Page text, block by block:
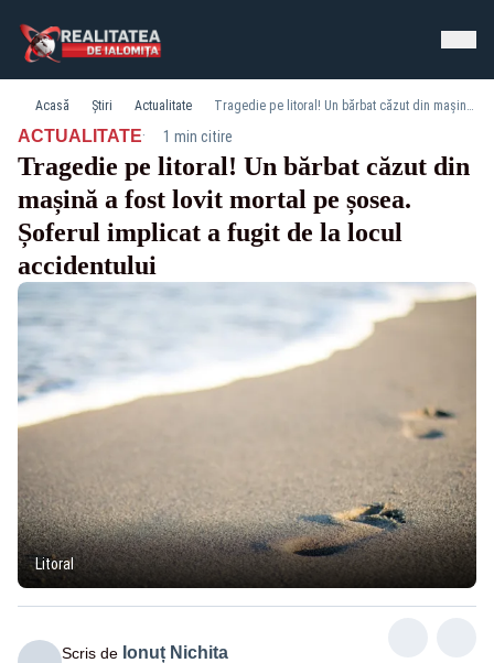
Acasă Știri Actualitate Tragedie pe litoral! Un bărbat căzut din mașină a fost lovit mortal pe șosea. Șoferul implicat a fugit de la locul accidentului
ACTUALITATE· 1 min citire
Tragedie pe litoral! Un bărbat căzut din
mașină a fost lovit mortal pe șosea.
Șoferul implicat a fugit de la locul
accidentului
Litoral
Scris de Ionuț Nichita